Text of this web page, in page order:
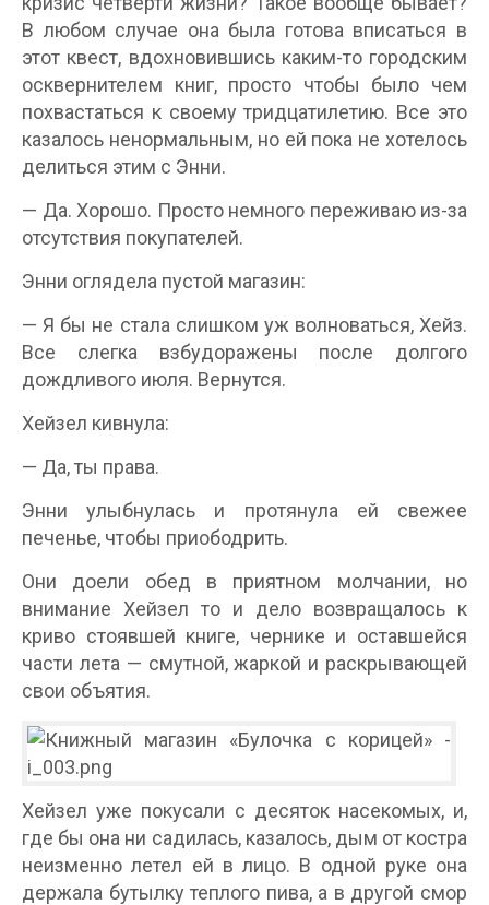
В любом случае она была готова вписаться в
этот квест, вдохновившись каким-то городским
осквернителем книг, просто чтобы было чем
похвастаться к своему тридцатилетию. Все это
казалось ненормальным, но ей пока не хотелось
делиться этим с Энни.
— Да. Хорошо. Просто немного переживаю из-за
отсутствия покупателей.
Энни оглядела пустой магазин:
— Я бы не стала слишком уж волноваться, Хейз.
Все слегка взбудоражены после долгого
дождливого июля. Вернутся.
Хейзел кивнула:
— Да, ты права.
Энни улыбнулась и протянула ей свежее
печенье, чтобы приободрить.
Они доели обед в приятном молчании, но
внимание Хейзел то и дело возвращалось к
криво стоявшей книге, чернике и оставшейся
части лета — смутной, жаркой и раскрывающей
свои объятия.
Хейзел уже покусали с десяток насекомых, и,
где бы она ни садилась, казалось, дым от костра
неизменно летел ей в лицо. В одной руке она
держала бутылку теплого пива, а в другой смор